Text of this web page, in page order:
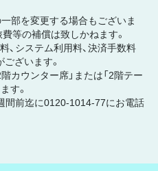
一部を変更する場合もございま
等の補償は致しかねます。
、システム利用料、決済手数料
ございます。
カウンター席」または「2階テー
す。
間前迄に0120-1014-77にお電話